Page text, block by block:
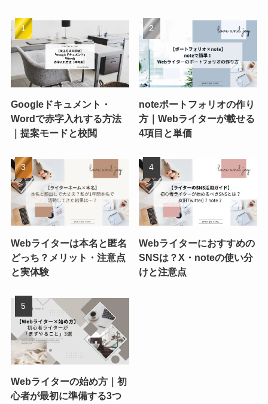
Googleドキュメント・
Wordで赤字入れする方法
｜提案モードと校閲
noteポートフォリオの作り
方｜Webライターが載せる
4項目と単価
Webライターは本名と匿名
どっち？メリット・注意点
と実体験
Webライターにおすすめの
SNSは？X・noteの使い分
けと注意点
Webライターの始め方｜初
心者が最初に準備する3つ